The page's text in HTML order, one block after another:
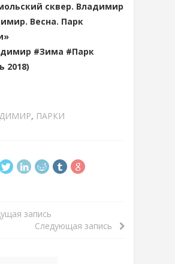
сквер. Владимир
Весна. Парк
#Зима #Парк
2018)
, ПАРКИ
запись
Следующая запись